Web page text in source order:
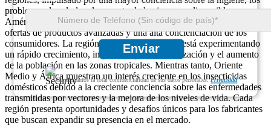
Enviar
Garantizamos la total confidencialidad de sus datos personales.Privacidad
problemas de salud y el aumento de los ingresos disponibles.
América del Norte y Europa dominan el mercado, respaldadas por
ofertas de productos avanzadas y una alta concienciación de los
consumidores. La región de Asia y el Pacífico está experimentando
un rápido crecimiento, impulsado por la urbanización y el aumento
de la población en las zonas tropicales. Mientras tanto, Oriente
Medio y África muestran un interés creciente en los insecticidas
domésticos debido a la creciente conciencia sobre las enfermedades
transmitidas por vectores y la mejora de los niveles de vida. Cada
región presenta oportunidades y desafíos únicos para los fabricantes
que buscan expandir su presencia en el mercado.